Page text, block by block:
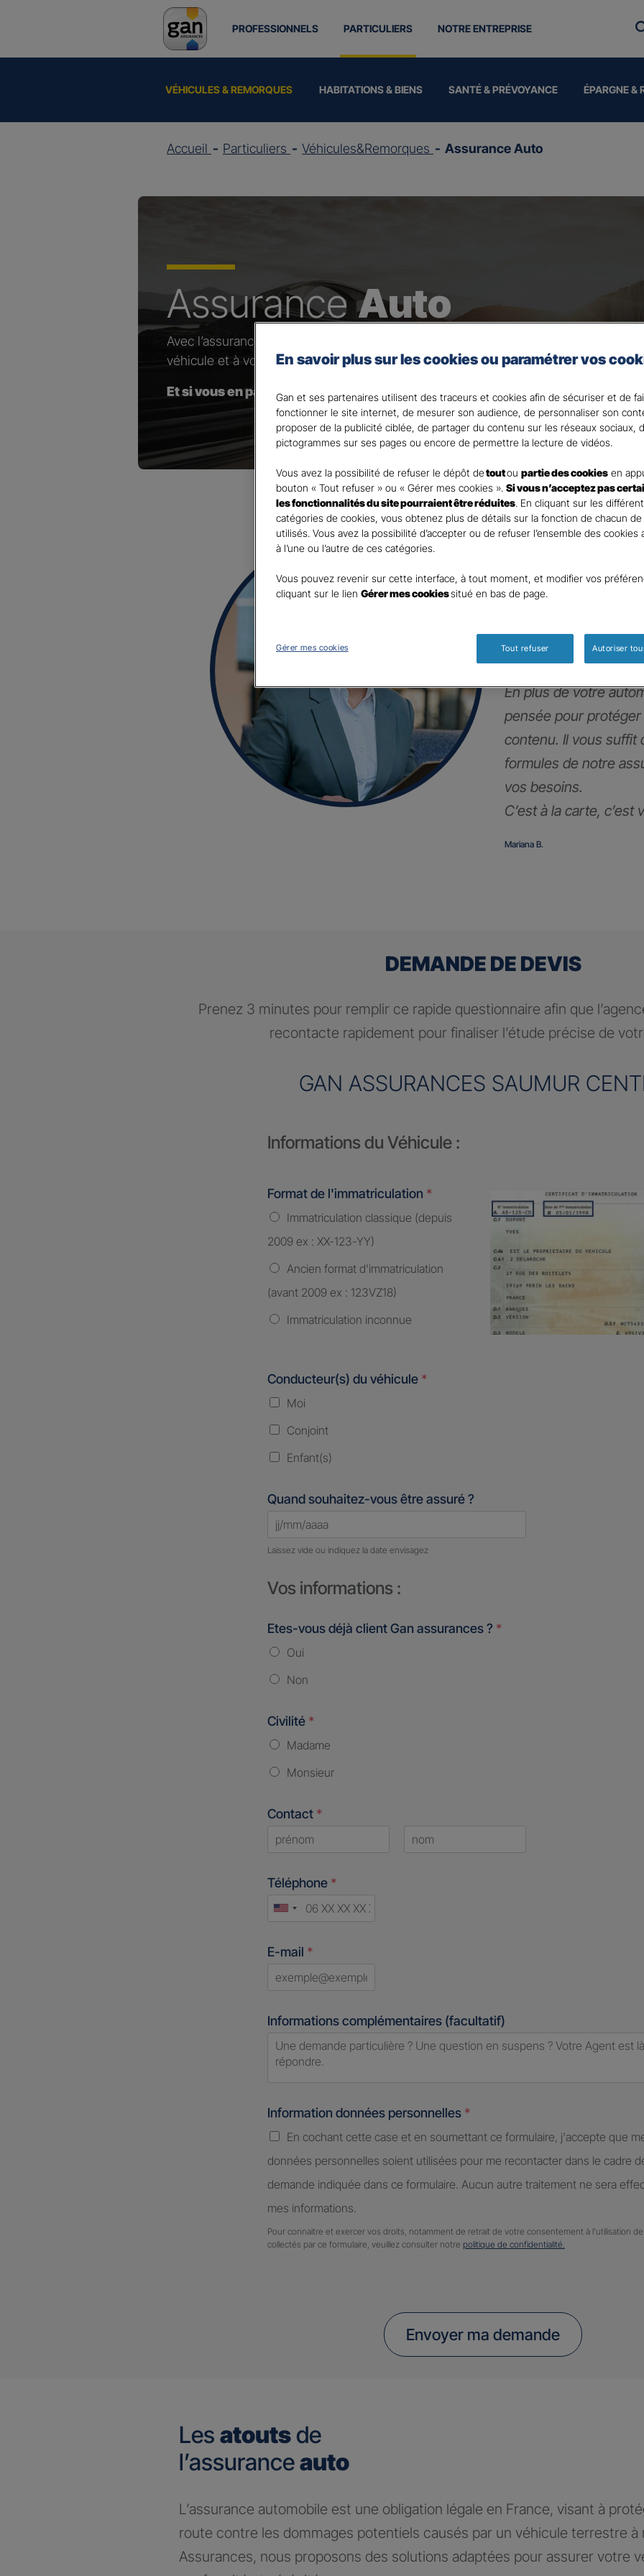
PROFESSIONNELS PARTICULIERS
VÉHICULES & REMORQUES HABITATIONS & BIENS SANTÉ & PRÉVOYANCE ÉPARGNE &
NOTRE ENTREPRISE
Accueil Particuliers Véhicules&Remorques Assurance Auto
AssuranceAuto
Avec l’assurance pour votre auto de Gan Assurances, vous choisissez les
véhicule et à vos besoins.
Et si vous en parliez avec votre Agent général ?
Parole
d’expert
!
En plus de votre
pensée pour
contenu. Il vous suffit
formules de notre
vos besoins.
C’est à la carte,
Mariana B.
DEMANDE DE DEVIS
Prenez 3 minutes pour remplir ce rapide questionnaire afin que
recontacte rapidement pour finaliser l’étude précise de
GAN ASSURANCES SAUMUR
Informations du Véhicule :
Format de l'immatriculation *
Immatriculation classique (depuis
2009 ex : XX-123-YY)
Ancien format d'immatriculation
(avant 2009 ex : 123VZ18)
Immatriculation inconnue
Conducteur(s) du véhicule *
Moi
Conjoint
Enfant(s)
Quand souhaitez-vous être assuré ?
Laissez vide ou indiquez la date envisagez
Vos informations :
Etes-vous déjà client Gan assurances ? *
Oui
Non
Civilité *
Madame
Monsieur
Contact *
Téléphone *
United
E-mail *
Informations complémentaires (facultatif)
Information données personnelles *
En cochant cette case et en soumettant ce formulaire, j'accepte que
données personnelles soient utilisées pour me recontacter dans le cadre
demande indiquée dans ce formulaire. Aucun autre traitement ne sera
mes informations.
Pour connaitre et exercer vos droits, notamment de retrait de votre consentement à l'utilisation
collectés par ce formulaire, veuillez consulter notre politique de confidentialité.
Envoyer ma demande
Les atoutsde
l’assuranceauto
​L’assurance automobile est une obligation légale en France, visant à
route contre les dommages potentiels causés par un véhicule terrestre à
Assurances, nous proposons des solutions adaptées pour assurer votre
En savoir plus sur les cookies ou paramétrer vos
Gan et ses partenaires utilisent des traceurs et cookies afin de sécuriser et de
fonctionner le site internet, de mesurer son audience, de personnaliser son
proposer de la publicité ciblée, de partager du contenu sur les réseaux sociaux,
pictogrammes sur ses pages ou encore de permettre la lecture de vidéos.
Vous avez la possibilité de refuser le dépôt detoutou partie des cookies en
bouton « Tout refuser » ou « Gérer mes cookies ». Si vous n’acceptez pas
les fonctionnalités du site pourraient être réduites. En cliquant sur les
catégories de cookies, vous obtenez plus de détails sur la fonction de chacun
utilisés. Vous avez la possibilité d’accepter ou de refuser l’ensemble des cookies
à l’une ou l’autre de ces catégories.
Vous pouvez revenir sur cette interface, à tout moment, et modifier vos
cliquant sur le lien Gérer mes cookiessitué en bas de page.
Gérer mes cookies Tout refuser Autoriser